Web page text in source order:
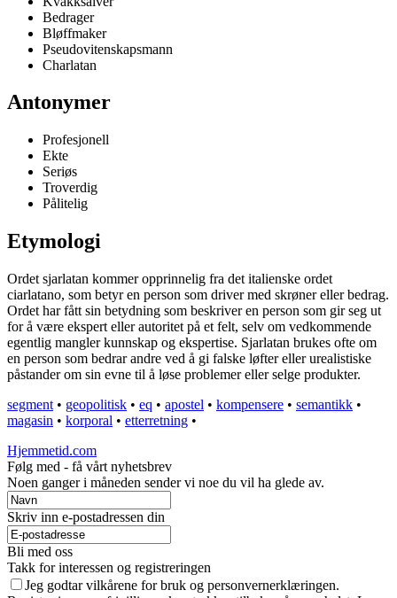
Bedrager
Bløffmaker
Pseudovitenskapsmann
Charlatan
Antonymer
Profesjonell
Ekte
Seriøs
Troverdig
Pålitelig
Etymologi
Ordet sjarlatan kommer opprinnelig fra det italienske ordet
ciarlatano, som betyr en person som driver med skrøner eller bedrag.
Ordet har fått sin betydning som beskriver en person som gir seg ut
for å være ekspert eller autoritet på et felt, selv om vedkommende
egentlig mangler kunnskap og ekspertise. Sjarlatan brukes ofte om
en person som bedrar andre ved å gi falske løfter eller urealistiske
påstander om sin evne til å løse problemer eller selge produkter.
segment • geopolitisk • eq • apostel • kompensere • semantikk •
magasin • korporal • etterretning •
Hjemmetid.com
Følg med - få vårt nyhetsbrev
Noen ganger i måneden sender vi noe du vil ha glede av.
Skriv inn e-postadressen din
Bli med oss
Takk for interessen og registreringen
Jeg godtar vilkårene for bruk og personvernerklæringen.